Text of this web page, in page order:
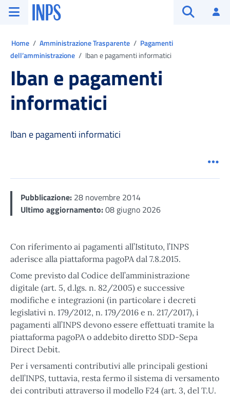
Vai al menu principale
Vai al contenuto principale
Vai al pie' di pagina
INPS ()
Home Amministrazione Trasparente
Pagamenti
dell’amministrazione
Iban e pagamenti informatici
Iban e pagamenti
informatici
Iban e pagamenti informatici
Pubblicazione: 28 novembre 2014
Ultimo aggiornamento:08 giugno 2026
Con riferimento ai pagamenti all’Istituto, l’INPS
aderisce alla piattaforma pagoPA dal 7.8.2015.
Come previsto dal Codice dell’amministrazione
digitale (art. 5, d.lgs. n. 82/2005) e successive
modifiche e integrazioni (in particolare i decreti
legislativi n. 179/2012, n. 179/2016 e n. 217/2017), i
pagamenti all’INPS devono essere effettuati tramite la
piattaforma pagoPA o addebito diretto SDD-Sepa
Direct Debit.
Per i versamenti contributivi alle principali gestioni
dell’INPS, tuttavia, resta fermo il sistema di versamento
dei contributi attraverso il modello F24 (art. 3, del T.U.